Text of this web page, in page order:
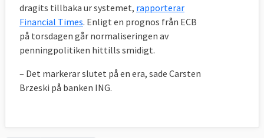
dragits tillbaka ur systemet, rapporterar
Financial Times. Enligt en prognos från ECB
på torsdagen går normaliseringen av
penningpolitiken hittills smidigt.
– Det markerar slutet på en era, sade Carsten
Brzeski på banken ING.